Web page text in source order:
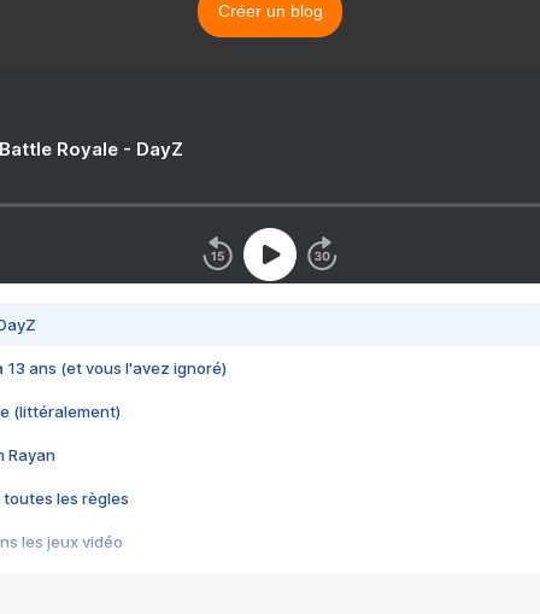
Créer un blog
Royale - DayZ
13 ans (et vous l'avez ignoré)
(littéralement)
Rayan
toutes les règles
les jeux vidéo